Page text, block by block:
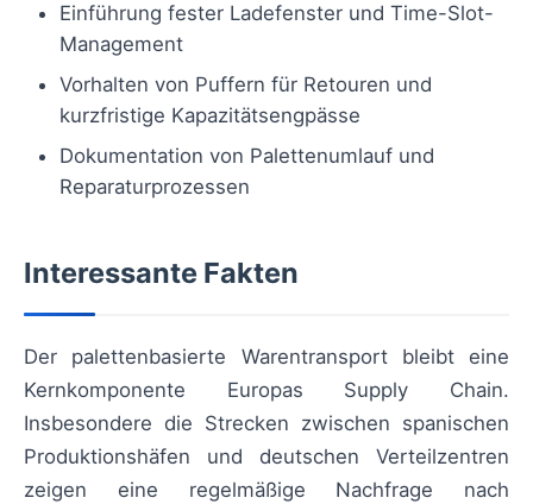
Einführung fester Ladefenster und Time-Slot-
Management
Vorhalten von Puffern für Retouren und
kurzfristige Kapazitätsengpässe
Dokumentation von Palettenumlauf und
Reparaturprozessen
Interessante Fakten
Der palettenbasierte Warentransport bleibt eine
Kernkomponente Europas Supply Chain.
Insbesondere die Strecken zwischen spanischen
Produktionshäfen und deutschen Verteilzentren
zeigen eine regelmäßige Nachfrage nach